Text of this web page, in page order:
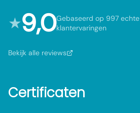
★9,0Gebaseerd op 997 echte
klantervaringen
Bekijk alle reviews
Certificaten